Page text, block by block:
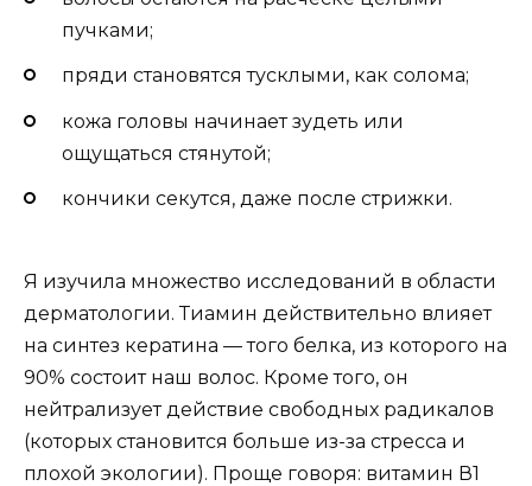
пучками;
пряди становятся тусклыми, как солома;
кожа головы начинает зудеть или
ощущаться стянутой;
кончики секутся, даже после стрижки.
Я изучила множество исследований в области
дерматологии. Тиамин действительно влияет
на синтез кератина — того белка, из которого на
90% состоит наш волос. Кроме того, он
нейтрализует действие свободных радикалов
(которых становится больше из-за стресса и
плохой экологии). Проще говоря: витамин В1